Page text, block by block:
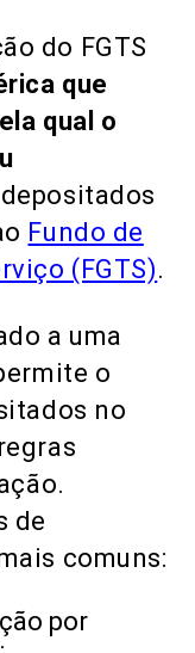
do FGTS
que
qual o
depositados
Fundo de
(FGTS).
a uma
o
no
de
comuns:
por